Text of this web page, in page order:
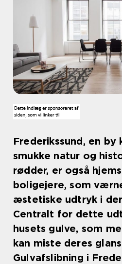
Frederikssund, en by
smukke natur og
rødder, er også
boligejere, som
æstetiske udtryk i
Centralt for dette
husets gulve, som
kan miste deres
Gulvafslibning i